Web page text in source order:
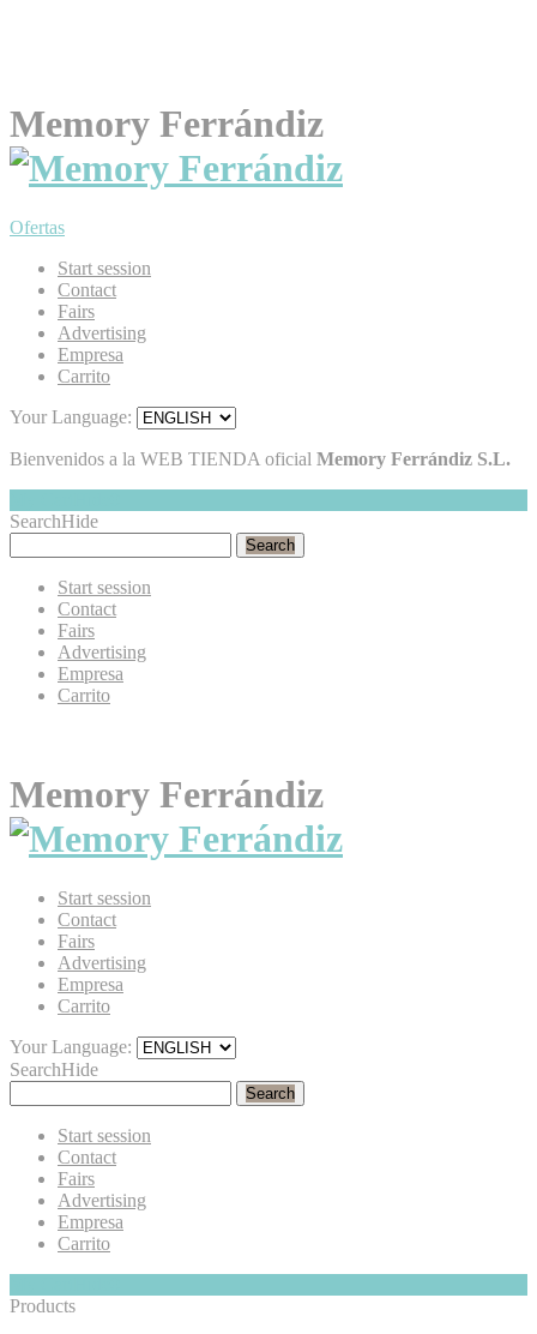
Memory Ferrándiz
Ofertas
Start session
Contact
Fairs
Advertising
Empresa
Carrito
Your Language:
Bienvenidos a la WEB TIENDA oficial Memory Ferrándiz S.L.
SearchHide
Search
Start session
Contact
Fairs
Advertising
Empresa
Carrito
Memory Ferrándiz
Start session
Contact
Fairs
Advertising
Empresa
Carrito
Your Language:
SearchHide
Search
Start session
Contact
Fairs
Advertising
Empresa
Carrito
Products